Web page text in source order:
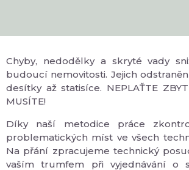
Chyby, nedodělky a skryté vady
budoucí nemovitosti. Jejich
desítky až statisíce. NEPLAŤTE
MUSÍTE!
Díky naší metodice práce
problematických míst ve všech
Na přání zpracujeme technický
vaším trumfem při vyjednávání o